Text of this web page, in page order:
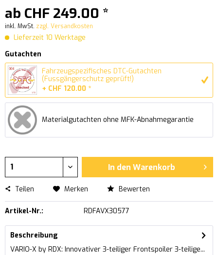
ab CHF 249.00 *
inkl. MwSt. zzgl. Versandkosten
Lieferzeit 10 Werktage
Gutachten
Fahrzeugspezifisches DTC-Gutachten
(Fussgängerschutz geprüft!)
+ CHF 120.00 *
Materialgutachten ohne MFK-Abnahmegarantie
In den Warenkorb
Teilen Merken Bewerten
Artikel-Nr.: RDFAVX30577
Beschreibung
VARIO-X by RDX: Innovativer 3-teiliger Frontspoiler 3-teilige...